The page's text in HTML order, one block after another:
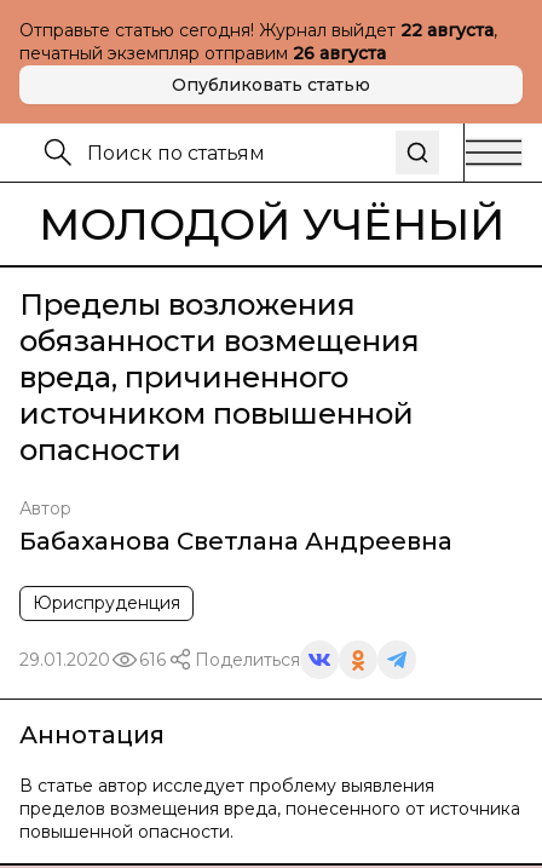
Отправьте статью сегодня! Журнал выйдет 22 августа,
печатный экземпляр отправим 26 августа
Опубликовать статью
МОЛОДОЙ УЧЁНЫЙ
Пределы возложения
обязанности возмещения
вреда, причиненного
источником повышенной
опасности
Автор
Бабаханова Светлана Андреевна
Юриспруденция
29.01.2020 616 Поделиться
Аннотация
В статье автор исследует проблему выявления
пределов возмещения вреда, понесенного от источника
повышенной опасности.